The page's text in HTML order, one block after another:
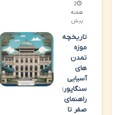
2
هفته
پیش
تاریخچه
موزه
تمدن
های
آسیایی
سنگاپور:
راهنمای
صفر تا